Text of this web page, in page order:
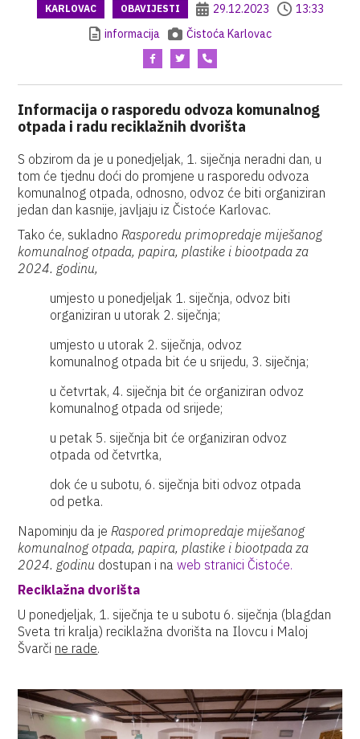
KARLOVAC OBAVIJESTI 29.12.2023
13:33
informacija
Čistoća Karlovac
Informacija o rasporedu odvoza komunalnog
otpada i radu reciklažnih dvorišta
S obzirom da je u ponedjeljak, 1. siječnja neradni dan, u
tom će tjednu doći do promjene u rasporedu odvoza
komunalnog otpada, odnosno, odvoz će biti organiziran
jedan dan kasnije, javljaju iz Čistoće Karlovac.
Tako će, sukladnoRasporedu primopredaje miješanog
komunalnog otpada, papira, plastike i biootpada za
2024. godinu,
umjesto u ponedjeljak 1. siječnja, odvoz biti
organiziran u utorak 2. siječnja;
umjesto u utorak 2. siječnja, odvoz
komunalnog otpada bit će u srijedu, 3. siječnja;
u četvrtak, 4. siječnja bit će organiziran odvoz
komunalnog otpada od srijede;
u petak 5. siječnja bit će organiziran odvoz
otpada od četvrtka,
dok će u subotu, 6. siječnja biti odvoz otpada
od petka.
Napominju da jeRaspored primopredaje miješanog
komunalnog otpada, papira, plastike i biootpada za
2024. godinu dostupan i naweb stranici Čistoće.
Reciklažna dvorišta
U ponedjeljak, 1. siječnja te u subotu 6. siječnja (blagdan
Sveta tri kralja) reciklažna dvorišta na Ilovcu i Maloj
Švarči ne rade.